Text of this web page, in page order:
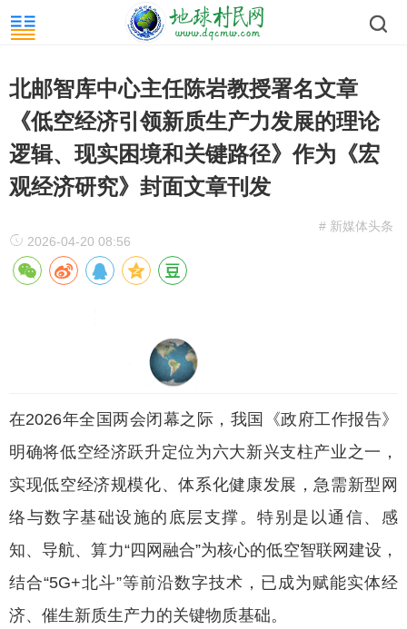
北邮智库中心主任陈岩教授署名文章
《低空经济引领新质生产力发展的理论
逻辑、现实困境和关键路径》作为《宏
观经济研究》封面文章刊发
# 新媒体头条
2026-04-20 08:56
在2026年全国两会闭幕之际，我国《政府工作报告》
明确将低空经济跃升定位为六大新兴支柱产业之一，
实现低空经济规模化、体系化健康发展，急需新型网
络与数字基础设施的底层支撑。特别是以通信、感
知、导航、算力“四网融合”为核心的低空智联网建设，
结合“5G+北斗”等前沿数字技术，已成为赋能实体经
济、催生新质生产力的关键物质基础。